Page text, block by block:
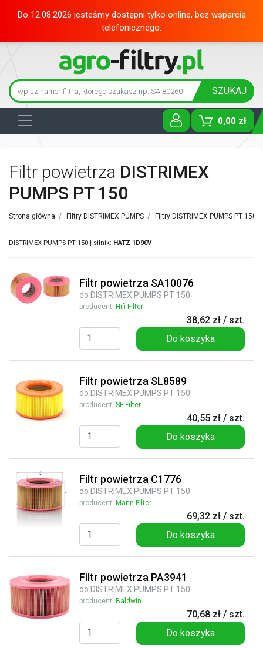
Do 12.08.2026 jesteśmy dostępni tylko online, bez wsparcia
telefonicznego.
SZUKAJ
0,00 zł
Toggle
Filtr powietrza DISTRIMEX
PUMPS PT 150
Strona główna / Filtry DISTRIMEX PUMPS / Filtry DISTRIMEX PUMPS PT 150
DISTRIMEX PUMPS PT 150 | silnik: HATZ 1D90V
Filtr powietrza SA10076
do DISTRIMEX PUMPS PT 150
producent: Hifi Filter
38,62 zł / szt.
Do koszyka
Filtr powietrza SL8589
do DISTRIMEX PUMPS PT 150
producent: SF Filter
40,55 zł / szt.
Do koszyka
Filtr powietrza C1776
do DISTRIMEX PUMPS PT 150
producent: Mann Filter
69,32 zł / szt.
Do koszyka
Filtr powietrza PA3941
do DISTRIMEX PUMPS PT 150
producent: Baldwin
70,68 zł / szt.
Do koszyka